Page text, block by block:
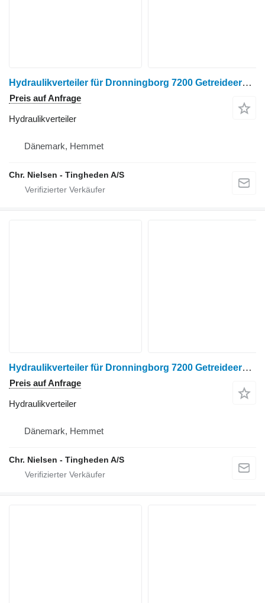
Hydraulikverteiler für Dronningborg 7200 Getreideernter
Preis auf Anfrage
Hydraulikverteiler
Dänemark, Hemmet
Chr. Nielsen - Tingheden A/S
Hydraulikverteiler für Dronningborg 7200 Getreideernter
Preis auf Anfrage
Hydraulikverteiler
Dänemark, Hemmet
Chr. Nielsen - Tingheden A/S